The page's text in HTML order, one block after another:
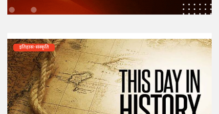
इतिहास-संस्कृति